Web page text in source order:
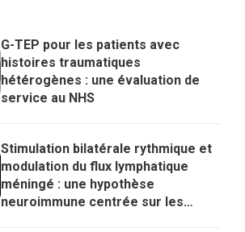
G-TEP pour les patients avec
histoires traumatiques
hétérogènes : une évaluation de
service au NHS
Stimulation bilatérale rythmique et
modulation du flux lymphatique
méningé : une hypothèse
neuroimmune centrée sur les